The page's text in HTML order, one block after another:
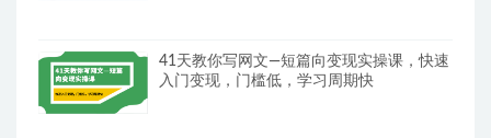
41天教你写网文—短篇向变现实操课，快速
入门变现，门槛低，学习周期快